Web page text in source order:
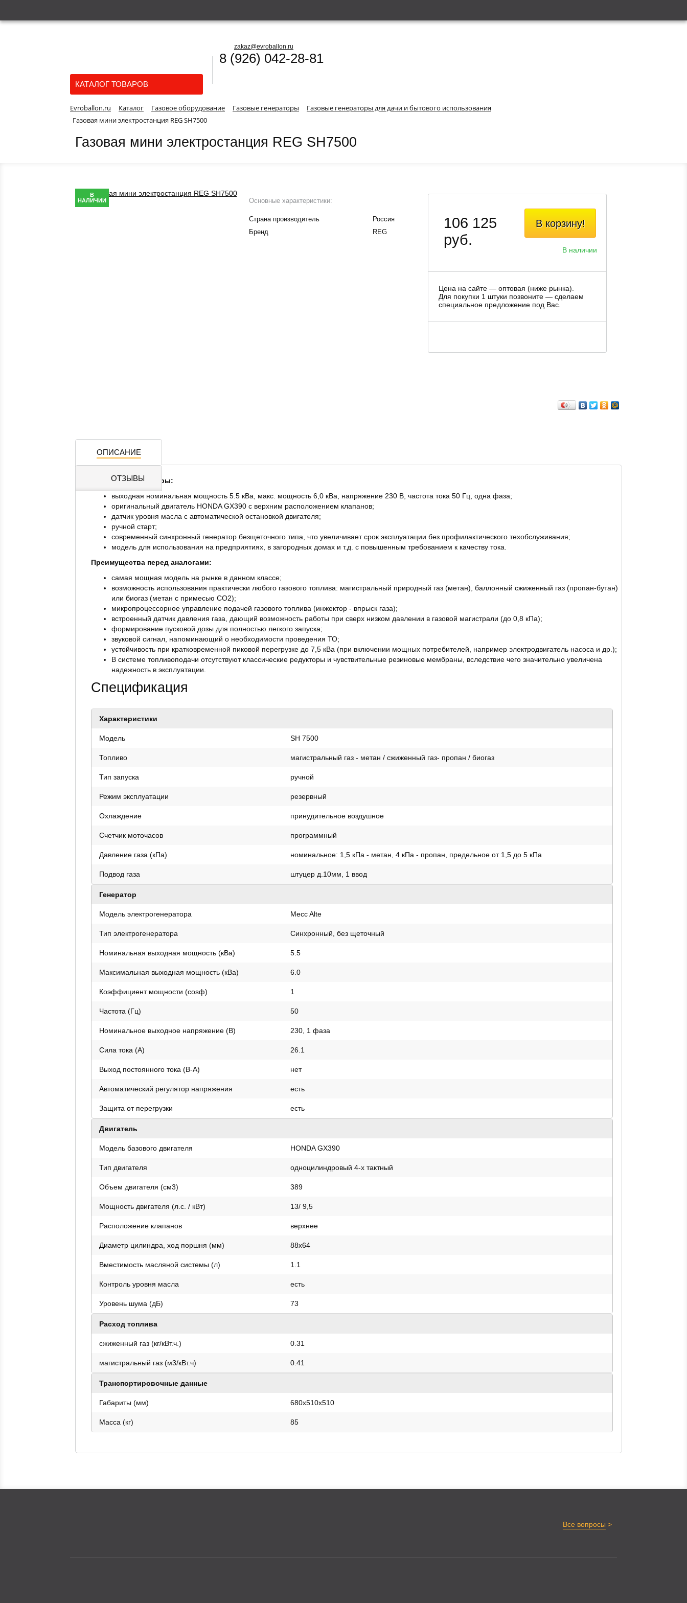
zakaz@evroballon.ru
8 (926) 042-28-81
КАТАЛОГ ТОВАРОВ
Evroballon.ru Каталог Газовое оборудование Газовые генераторы
Газовые генераторы для дачи и бытового использования
Газовая мини электростанция REG SH7500
Газовая мини электростанция REG SH7500
В
НАЛИЧИИ
Основные характеристики:
Страна производитель
Россия
Бренд
REG
В корзину!
В наличии
106 125
руб.
Цена на сайте — оптовая (ниже рынка).
Для покупки 1 штуки позвоните — сделаем
специальное предложение под Вас.
ОПИСАНИЕ
ОТЗЫВЫ
Основные параметры:
выходная номинальная мощность 5.5 кВа, макс. мощность 6,0 кВа, напряжение 230 В, частота тока 50 Гц, одна фаза;
оригинальный двигатель HONDA GX390 с верхним расположением клапанов;
датчик уровня масла с автоматической остановкой двигателя;
ручной старт;
современный синхронный генератор безщеточного типа, что увеличивает срок эксплуатации без профилактического техобслуживания;
модель для использования на предприятиях, в загородных домах и т.д. с повышенным требованием к качеству тока.
Преимущества перед аналогами:
самая мощная модель на рынке в данном классе;
возможность использования практически любого газового топлива: магистральный природный газ (метан), баллонный сжиженный газ (пропан-бутан)
или биогаз (метан с примесью СО2);
микропроцессорное управление подачей газового топлива (инжектор - впрыск газа);
встроенный датчик давления газа, дающий возможность работы при сверх низком давлении в газовой магистрали (до 0,8 кПа);
формирование пусковой дозы для полностью легкого запуска;
звуковой сигнал, напоминающий о необходимости проведения ТО;
устойчивость при кратковременной пиковой перегрузке до 7,5 кВа (при включении мощных потребителей, например электродвигатель насоса и др.);
В системе топливоподачи отсутствуют классические редукторы и чувствительные резиновые мембраны, вследствие чего значительно увеличена
надежность в эксплуатации.
Спецификация
Характеристики
Модель SH 7500
Топливо магистральный газ - метан / сжиженный газ- пропан / биогаз
Тип запуска ручной
Режим эксплуатации резервный
Охлаждение принудительное воздушное
Счетчик моточасов программный
Давление газа (кПа) номинальное: 1,5 кПа - метан, 4 кПа - пропан, предельное от 1,5 до 5 кПа
Подвод газа штуцер д.10мм, 1 ввод
Генератор
Модель электрогенератора Mecc Alte
Тип электрогенератора Синхронный, без щеточный
Номинальная выходная мощность (кВa) 5.5
Максимальная выходная мощность (кВa) 6.0
Коэффициент мощности (cosф) 1
Частота (Гц) 50
Номинальное выходное напряжение (В) 230, 1 фаза
Сила тока (А) 26.1
Выход постоянного тока (В-А) нет
Автоматический регулятор напряжения есть
Защита от перегрузки есть
Двигатель
Модель базового двигателя HONDA GX390
Тип двигателя одноцилиндровый 4-х тактный
Объем двигателя (см3) 389
Мощность двигателя (л.с. / кВт) 13/ 9,5
Расположение клапанов верхнее
Диаметр цилиндра, ход поршня (мм) 88x64
Вместимость масляной системы (л) 1.1
Контроль уровня масла есть
Уровень шума (дБ) 73
Расход топлива
сжиженный газ (кг/кВт.ч.) 0.31
магистральный газ (м3/кВт.ч) 0.41
Транспортировочные данные
Габариты (мм) 680х510х510
Масса (кг) 85
Все вопросы >